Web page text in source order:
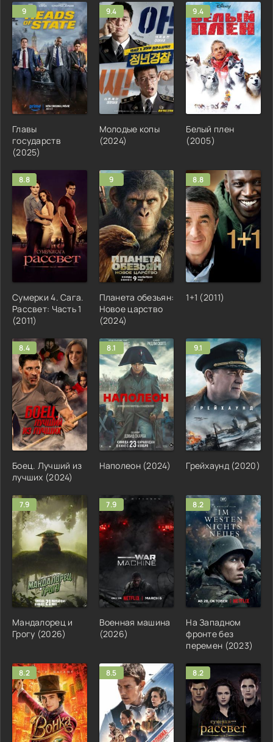
9
Главы
государств
(2025)
9.4
Молодые копы
(2024)
9.4
Белый плен
(2005)
8.8
Сумерки 4. Сага.
Рассвет: Часть 1
(2011)
9
Планета обезьян:
Новое царство
(2024)
8.8
1+1 (2011)
8.4
Боец. Лучший из
лучших (2024)
8.1
Наполеон (2024)
9.1
Грейхаунд (2020)
7.9
Мандалорец и
Грогу (2026)
7.9
Военная машина
(2026)
8.2
На Западном
фронте без
перемен (2023)
8.2 8.5 8.2